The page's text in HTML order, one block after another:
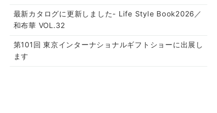
最新カタログに更新しました- Life Style Book2026／
和布華 VOL.32
第101回 東京インターナショナルギフトショーに出展し
ます